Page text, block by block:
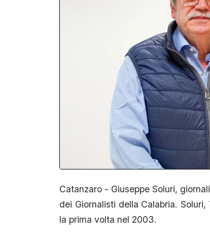
Catanzaro - Giuseppe Soluri,
dei Giornalisti della Calabria.
la prima volta nel 2003.